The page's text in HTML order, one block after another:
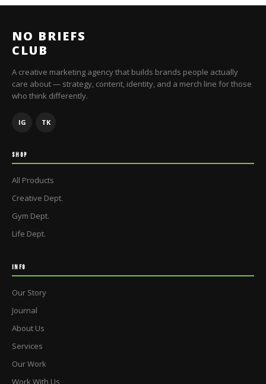
NO BRIEFS
CLUB
A creative marketing agency that builds brands people actually
care about — strategy, content, identity, and a merch line for those
who think differently.
IG TK
SHOP
All Products
Creative Dept.
Gym Dept.
Life Dept.
INFO
Our Story
Journal
About Us
Services
Our Work
Work With Us